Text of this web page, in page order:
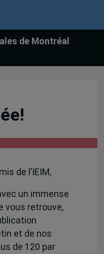
de Montréal
de l’IEIM,
un immense
vous retrouve,
et de nos
de 120 par